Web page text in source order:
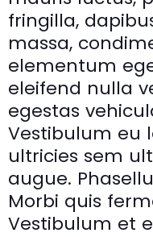
fringilla,
massa,
elementum
eleifend nulla
egestas
Vestibulum eu
ultricies sem
augue.
Morbi quis
Vestibulum et